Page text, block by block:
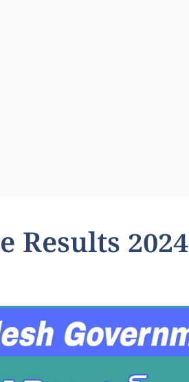
Results 2024